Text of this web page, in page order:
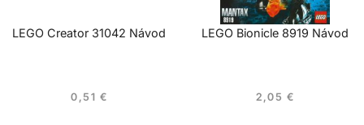
LEGO Creator 31042 Návod
0,51 €
LEGO Bionicle 8919 Návod
2,05 €